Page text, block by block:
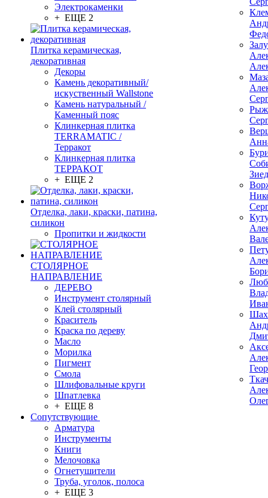
Электрокаменки
+ ЕЩЕ 2
Плитка керамическая,
декоративная
Декоры
Камень декоративный/
искуственный Wallstone
Камень натуральный /
Каменный пояс
Клинкерная плитка
TERRAMATIC /
Терракот
Клинкерная плитка
ТЕРРАКОТ
+ ЕЩЕ 2
Отделка, лаки, краски, патина,
силикон
Пропитки и жидкости
СТОЛЯРНОЕ
НАПРАВЛЕНИЕ
ДЕРЕВО
Инструмент столярный
Клей столярный
Краситель
Краска по дереву
Масло
Морилка
Пигмент
Смола
Шлифовальные круги
Шпатлевка
+ ЕЩЕ 8
Сопутствующие
Арматура
Инструменты
Книги
Мелочовка
Огнетушители
Труба, уголок, полоса
+ ЕЩЕ 3